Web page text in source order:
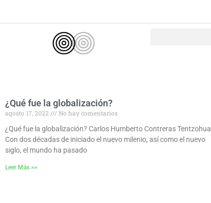
¿Qué fue la globalización?
agosto 17, 2022
No hay comentarios
¿Qué fue la globalización? Carlos Humberto Contreras Tentzohua
Con dos décadas de iniciado el nuevo milenio, así como el nuevo
siglo, el mundo ha pasado
Leer Más >>